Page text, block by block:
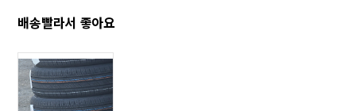
배송빨라서 좋아요